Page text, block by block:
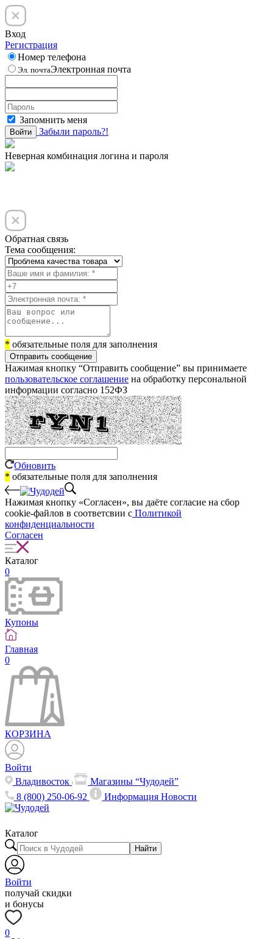
Вход
Регистрация
Номер телефона
Эл. почтаЭлектронная почта
Запомнить меня
Войти Забыли пароль?!
Неверная комбинация логина и пароля
Обратная связь
Тема сообщения:
* обязательные поля для заполнения
Отправить сообщение
Нажимая кнопку “Отправить сообщение” вы принимаете
пользовательское соглашение на обработку персональной
информации согласно 152ФЗ
Обновить
* обязательные поля для заполнения
Нажимая кнопку «Согласен», вы даёте cогласие на сбор
cookie-файлов в соответсвии с Политикой
конфиденциальности
Согласен
Каталог
0
Купоны
Главная
0
КОРЗИНА
Войти
Владивосток
Магазины “Чудодей”
8 (800) 250-06-92
ИнформацияНовости
Каталог
Найти
Войти
получай скидки
и бонусы
0